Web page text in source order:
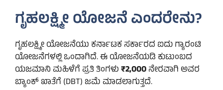
ಗೃಹಲಕ್ಷ್ಮೀ ಯೋಜನೆ ಎಂದರೇನು?
ಗೃಹಲಕ್ಷ್ಮೀ ಯೋಜನೆಯು ಕರ್ನಾಟಕ ಸರ್ಕಾರದ ಐದು ಗ್ಯಾರಂಟಿ
ಯೋಜನೆಗಳಲ್ಲಿ ಒಂದಾಗಿದೆ. ಈ ಯೋಜನೆಯಡಿ ಕುಟುಂಬದ
ಯಜಮಾನಿ ಮಹಿಳೆಗೆ ಪ್ರತಿ ತಿಂಗಳು₹2,000ನೇರವಾಗಿ ಅವರ
ಬ್ಯಾಂಕ್ ಖಾತೆಗೆ (DBT) ಜಮೆ ಮಾಡಲಾಗುತ್ತದೆ.